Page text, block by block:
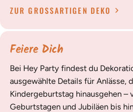
ZUR GROSSARTIGEN DEKO
Feiere Dich
Bei Hey Party findest du
ausgewählte Details für Anlässe,
Kindergeburtstag hinausgehen –
Geburtstagen und Jubiläen bis